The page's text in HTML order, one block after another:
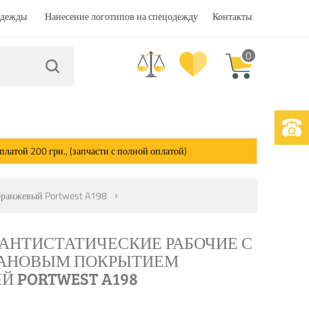
Нанесение логотипов на спецодежду Контакты
0
200 грн., (запчасти с полной оплатой)
Portwest A198
РАБОЧИЕ С
ПОКРЫТИЕМ
A198